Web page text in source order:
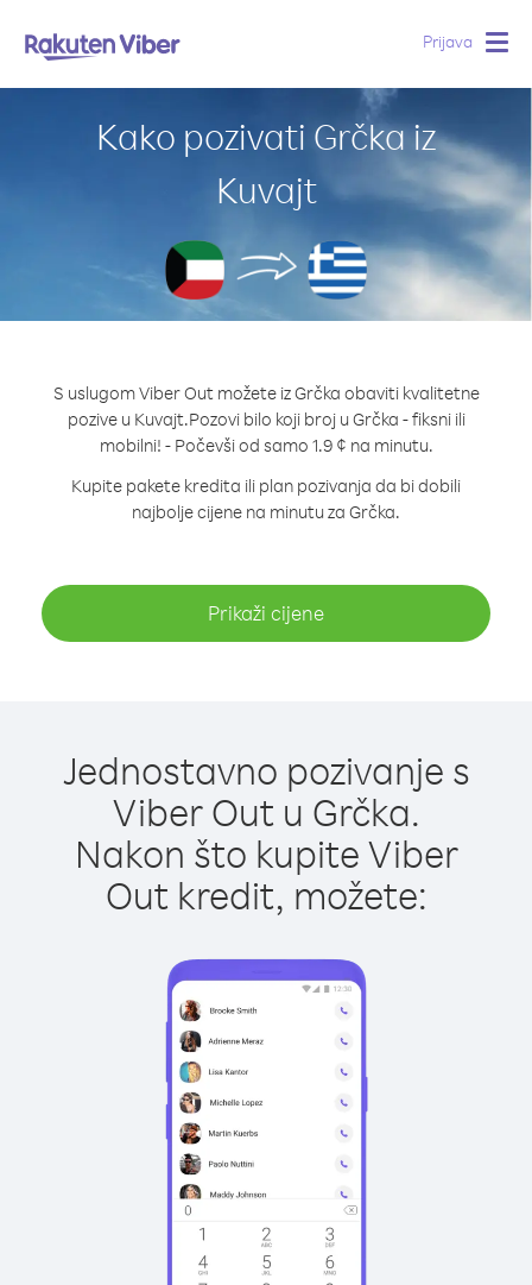
Prijava
Kako pozivati Grčka iz
Kuvajt
S uslugom Viber Out možete iz Grčka obaviti kvalitetne
pozive u Kuvajt.Pozovi bilo koji broj u Grčka - fiksni ili
mobilni! - Počevši od samo 1.9 ¢ na minutu.
Kupite pakete kredita ili plan pozivanja da bi dobili
najbolje cijene na minutu za Grčka.
Prikaži cijene
Jednostavno pozivanje s
Viber Out u Grčka.
Nakon što kupite Viber
Out kredit, možete: